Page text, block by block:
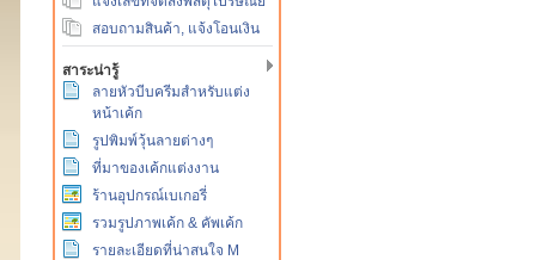
สอบถามสินค้า, แจ้งโอนเงิน
สาระน่ารู้
ลายหัวบีบครีมสำหรับแต่ง
หน้าเค้ก
รูปพิมพ์วุ้นลายต่างๆ
ที่มาของเค้กแต่งงาน
ร้านอุปกรณ์เบเกอรี่
รวมรูปภาพเค้ก & คัพเค้ก
รายละเอียดที่น่าสนใจ M